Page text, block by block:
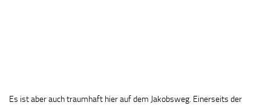
Es ist aber auch traumhaft hier auf dem Jakobsweg. Einerseits der